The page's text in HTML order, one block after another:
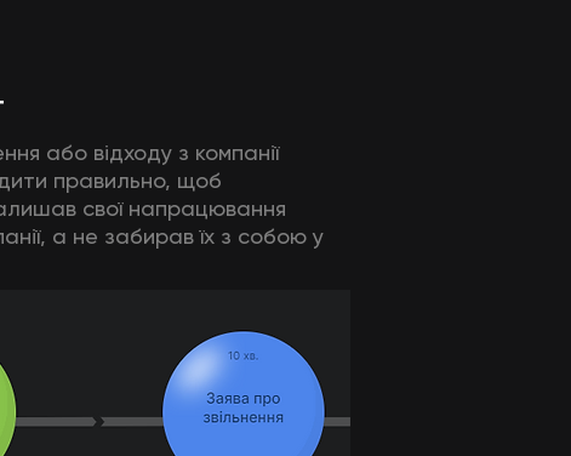
або відходу з компанії
правильно, щоб
свої напрацювання
а не забирав їх з собою у